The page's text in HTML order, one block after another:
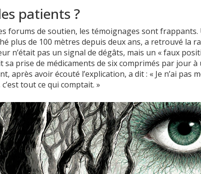
patients ?
forums de soutien, les témoignages sont frappants.
plus de 100 mètres depuis deux ans, a retrouvé la
n’était pas un signal de dégâts, mais un « faux
sa prise de médicaments de six comprimés par jour
après avoir écouté l’explication, a dit : « Je n’ai pas
c’est tout ce qui comptait. »